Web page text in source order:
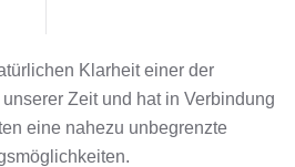
Klarheit einer der
Zeit und hat in Verbindung
eine nahezu unbegrenzte